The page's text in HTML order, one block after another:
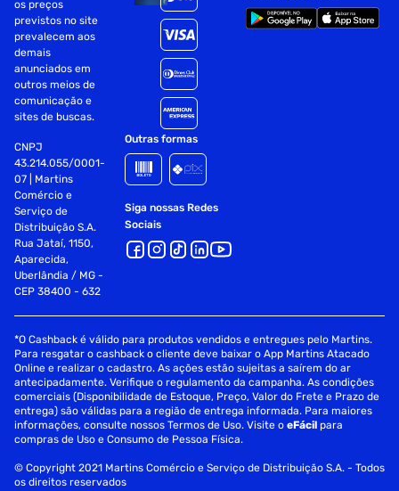
os preços
previstos no site
prevalecem aos
demais
anunciados em
outros meios de
comunicação e
sites de buscas.
CNPJ
43.214.055/0001-
07 | Martins
Comércio e
Serviço de
Distribuição S.A.
Rua Jataí, 1150,
Aparecida,
Uberlândia / MG -
CEP 38400 - 632
Outras formas
Siga nossas Redes
Sociais
*O Cashback é válido para produtos vendidos e entregues pelo Martins.
Para resgatar o cashback o cliente deve baixar o App Martins Atacado
Online e realizar o cadastro. As ações estão sujeitas a saírem do ar
antecipadamente. Verifique o regulamento da campanha. As condições
comerciais (Disponibilidade de Estoque, Preço, Valor do Frete e Prazo de
entrega) são válidas para a região de entrega informada. Para maiores
informações, consulte nossos Termos de Uso. Visite oeFácil para
compras de Uso e Consumo de Pessoa Física.
© Copyright 2021 Martins Comércio e Serviço de Distribuição S.A. - Todos
os direitos reservados